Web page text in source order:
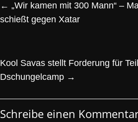
← „Wir kamen mit 300 Mann“ –
schießt gegen Xatar
Kool Savas stellt Forderung für
Dschungelcamp →
Schreibe einen